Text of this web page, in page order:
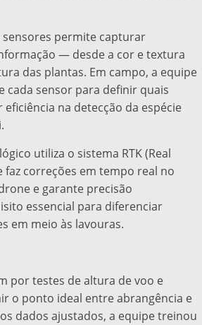
sensores permite capturar
— desde a cor e textura
das plantas. Em campo, a equipe
cada sensor para definir quais
na detecção da espécie
utiliza o sistema RTK (Real
faz correções em tempo real no
e garante precisão
essencial para diferenciar
em meio às lavouras.
por testes de altura de voo e
o ponto ideal entre abrangência e
dados ajustados, a equipe treinou